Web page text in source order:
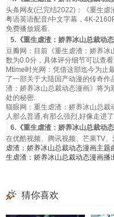
头条网友(已完结2022)：《重生虐
粤语英语配音/中文字幕，4K-
免费播放观看.
5.《重生虐渣：娇养冰山总裁动
豆瓣网：目前《重生虐渣：娇养
数为0.0分，具体评分细节可以查看
Mtime时光网：凭借这部迄今为止
了一部关于大陆国产动漫的传奇
渣：娇养冰山总裁动态漫画》将
处的秘密.
猫眼网：重生虐渣：娇养冰山总
人那么普通,有那么强烈,好像走进
6.《重生虐渣：娇养冰山总裁动
在优酷视频、腾讯视频、芒果TV
虐渣：娇养冰山总裁动态漫画主题
生虐渣：娇养冰山总裁动态漫画播
猜你喜欢